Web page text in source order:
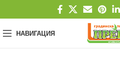
НАВИГАЦИЯ